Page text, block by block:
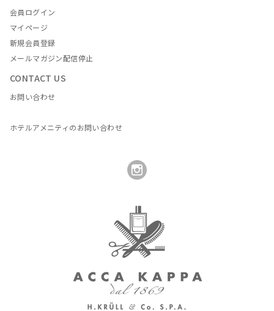
会員ログイン
マイページ
新規会員登録
メールマガジン配信停止
CONTACT US
お問い合わせ
ホテルアメニティのお問い合わせ